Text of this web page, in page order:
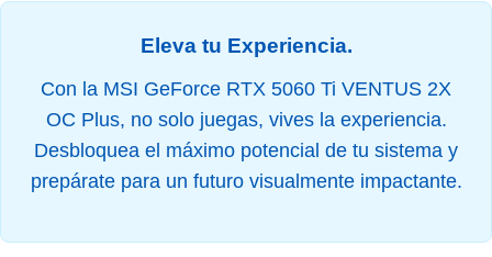
Eleva tu Experiencia.
Con la MSI GeForce RTX 5060 Ti VENTUS 2X
OC Plus, no solo juegas, vives la experiencia.
Desbloquea el máximo potencial de tu sistema y
prepárate para un futuro visualmente impactante.